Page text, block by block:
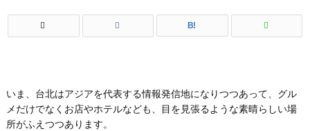
B!
いま、台北はアジアを代表する情報発信地になりつつあって、グル
メだけでなくお店やホテルなども、目を見張るような素晴らしい場
所がふえつつあります。